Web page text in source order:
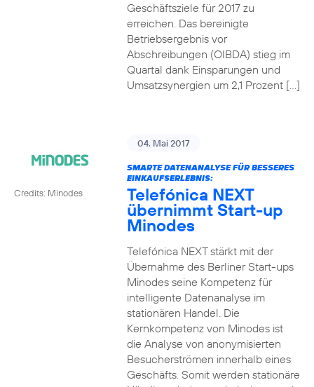
Geschäftsziele für 2017 zu
erreichen. Das bereinigte
Betriebsergebnis vor
Abschreibungen (OIBDA) stieg im
Quartal dank Einsparungen und
Umsatzsynergien um 2,1 Prozent […]
Credits: Minodes
04. Mai 2017
SMARTE DATENANALYSE FÜR BESSERES
EINKAUFSERLEBNIS:
Telefónica NEXT
übernimmt Start-up
Minodes
Telefónica NEXT stärkt mit der
Übernahme des Berliner Start-ups
Minodes seine Kompetenz für
intelligente Datenanalyse im
stationären Handel. Die
Kernkompetenz von Minodes ist
die Analyse von anonymisierten
Besucherströmen innerhalb eines
Geschäfts. Somit werden stationäre